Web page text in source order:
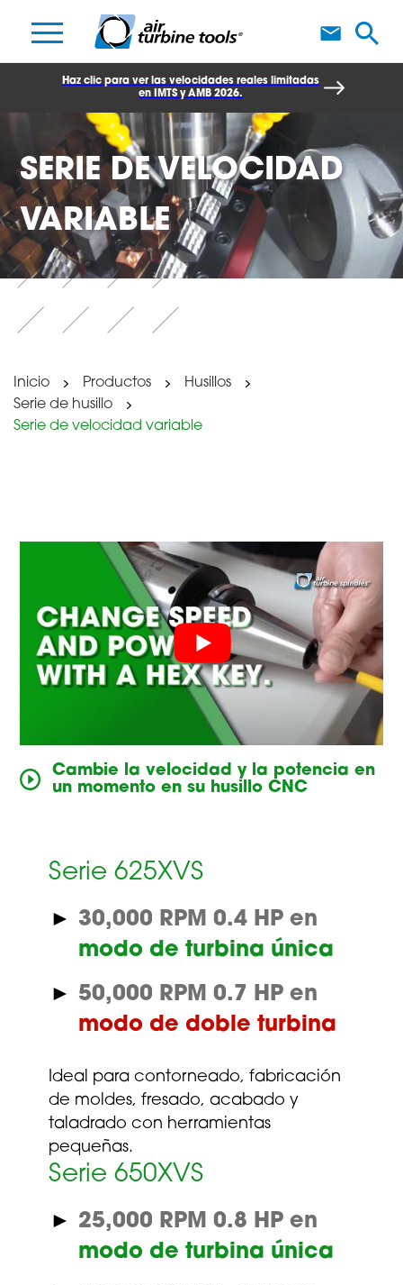
Haz clic para ver las velocidades reales limitadas
en IMTS y AMB 2026.
SERIE DE VELOCIDAD
VARIABLE
Inicio Productos
Husillos
Serie de husillo
Serie de velocidad variable
Cambie la velocidad y la potencia en
un momento en su husillo CNC
Serie 625XVS
30,000 RPM 0.4 HP en
modo de turbina única
50,000 RPM 0.7 HP en
modo de doble turbina
Ideal para contorneado, fabricación
de moldes, fresado, acabado y
taladrado con herramientas
pequeñas.
Serie 650XVS
25,000 RPM 0.8 HP en
modo de turbina única